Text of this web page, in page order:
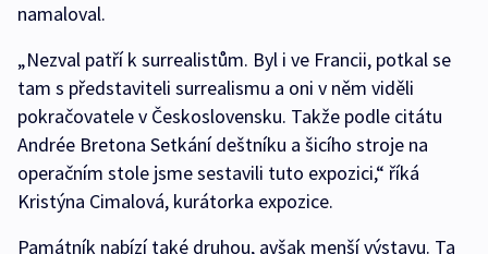
namaloval.
„Nezval patří k surrealistům. Byl i ve Francii, potkal se
tam s představiteli surrealismu a oni v něm viděli
pokračovatele v Československu. Takže podle citátu
Andrée Bretona Setkání deštníku a šicího stroje na
operačním stole jsme sestavili tuto expozici,“ říká
Kristýna Cimalová, kurátorka expozice.
Památník nabízí také druhou, avšak menší výstavu. Ta